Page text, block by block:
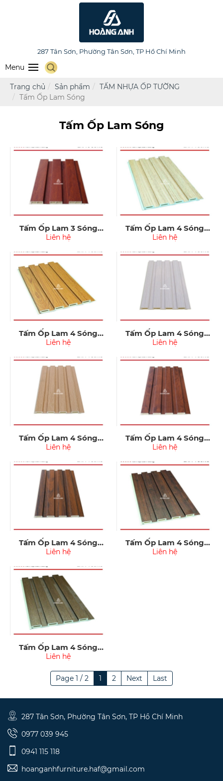
HOÀNG ANH FURNITURE
287 Tân Sơn, Phường Tân Sơn, TP Hồ Chí Minh
Menu
Trang chủ Sản phẩm
TẤM NHỰA ỐP TƯỜNG
Tấm Ốp Lam Sóng
Tấm Ốp Lam Sóng
Tấm Ốp Lam 3 Sóng
Kosmos 013
Liên hệ
Tấm Ốp Lam 4 Sóng
Kosmos 001
Liên hệ
Tấm Ốp Lam 4 Sóng
Kosmos 003
Liên hệ
Tấm Ốp Lam 4 Sóng
Kosmos 005
Liên hệ
Tấm Ốp Lam 4 Sóng
Kosmos 007
Liên hệ
Tấm Ốp Lam 4 Sóng
Kosmos 008
Liên hệ
Tấm Ốp Lam 4 Sóng
Kosmos 009
Liên hệ
Tấm Ốp Lam 4 Sóng
Kosmos 010
Liên hệ
Tấm Ốp Lam 4 Sóng
Kosmos 011
Liên hệ
Page 1 / 2 1 2 Next Last
287 Tân Sơn, Phường Tân Sơn, TP Hồ Chí Minh
0977 039 945
0941 115 118
hoanganhfurniture.haf@gmail.com